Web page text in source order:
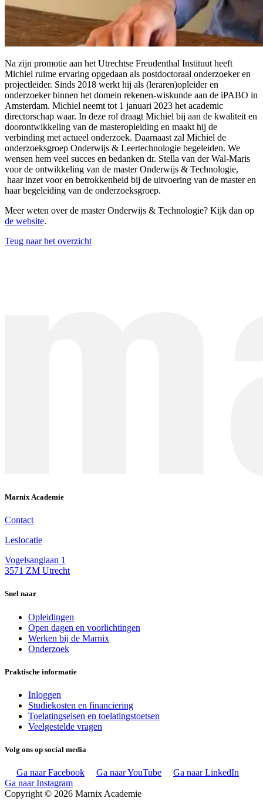
Na zijn promotie aan het Utrechtse Freudenthal Instituut heeft
Michiel ruime ervaring opgedaan als postdoctoraal onderzoeker en
projectleider. Sinds 2018 werkt hij als (leraren)opleider en
onderzoeker binnen het domein rekenen-wiskunde aan de iPABO in
Amsterdam. Michiel neemt tot 1 januari 2023 het academic
directorschap waar. In deze rol draagt Michiel bij aan de kwaliteit en
doorontwikkeling van de masteropleiding en maakt ​hij de
verbinding met actueel onderzoek. Daarnaast zal Michiel de
onderzoeksgroep ​Onderwijs & Leertechnologie begeleiden. We
wensen hem veel succes en bedanken dr. Stella van der Wal-Maris
voor ​de ontwikkeling van de master Onderwijs & Technologie,
haar inzet voor en betrokkenheid bij de ​uitvoering van de master en
haar begeleiding van de onderzoeksgroep.
Meer weten over de master Onderwijs & Technologie? Kijk dan op
de website.
Teug naar het overzicht
Marnix Academie
Contact
Leslocatie
Vogelsanglaan 1
3571 ZM Utrecht
Snel naar
Opleidingen
Open dagen en voorlichtingen
Werken bij de Marnix
Onderzoek
Praktische informatie
Inloggen
Studiekosten en financiering
Toelatingseisen en toelatingstoetsen
Veelgestelde vragen
Volg ons op social media
Ga naar Facebook Ga naar YouTube
Ga naar LinkedIn
Ga naar Instagram
Copyright © 2026 Marnix Academie